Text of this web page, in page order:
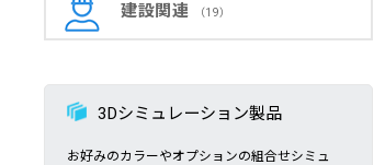
建設関連 （19）
3Dシミュレーション製品
お好みのカラーやオプションの組合せシミュ